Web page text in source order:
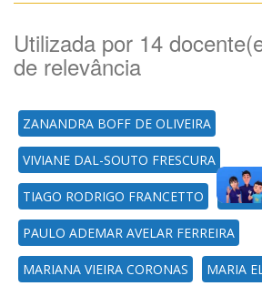
Utilizada por 14
de relevância
ZANANDRA BOFF DE OLIVEIRA
VIVIANE DAL-SOUTO FRESCURA
TIAGO RODRIGO FRANCETTO
PAULO ADEMAR AVELAR FERREIRA
MARIANA VIEIRA CORONAS MARIA